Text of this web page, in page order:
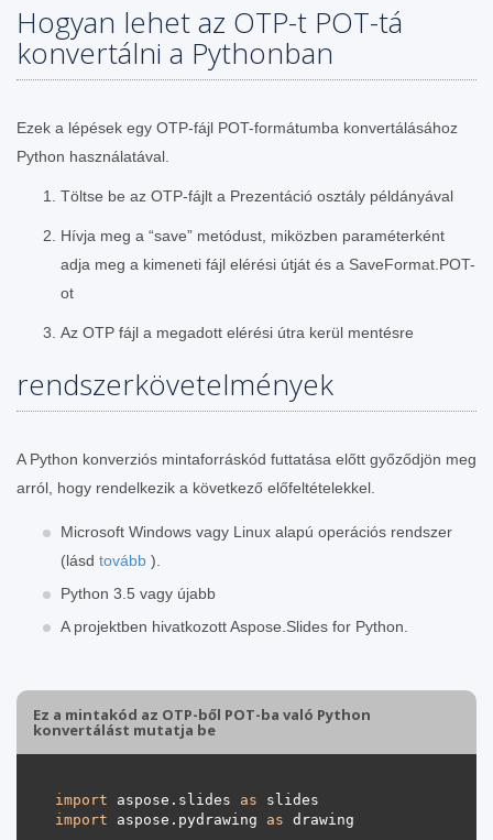
Hogyan lehet az OTP-t POT-tá
konvertálni a Pythonban
Ezek a lépések egy OTP-fájl POT-formátumba konvertálásához
Python használatával.
Töltse be az OTP-fájlt a Prezentáció osztály példányával
Hívja meg a “save” metódust, miközben paraméterként
adja meg a kimeneti fájl elérési útját és a SaveFormat.POT-
ot
Az OTP fájl a megadott elérési útra kerül mentésre
rendszerkövetelmények
A Python konverziós mintaforráskód futtatása előtt győződjön meg
arról, hogy rendelkezik a következő előfeltételekkel.
Microsoft Windows vagy Linux alapú operációs rendszer
(lásd tovább ).
Python 3.5 vagy újabb
A projektben hivatkozott Aspose.Slides for Python.
Ez a mintakód az OTP-ből POT-ba való Python
konvertálást mutatja be
import aspose.slides as
import aspose.pydrawing as